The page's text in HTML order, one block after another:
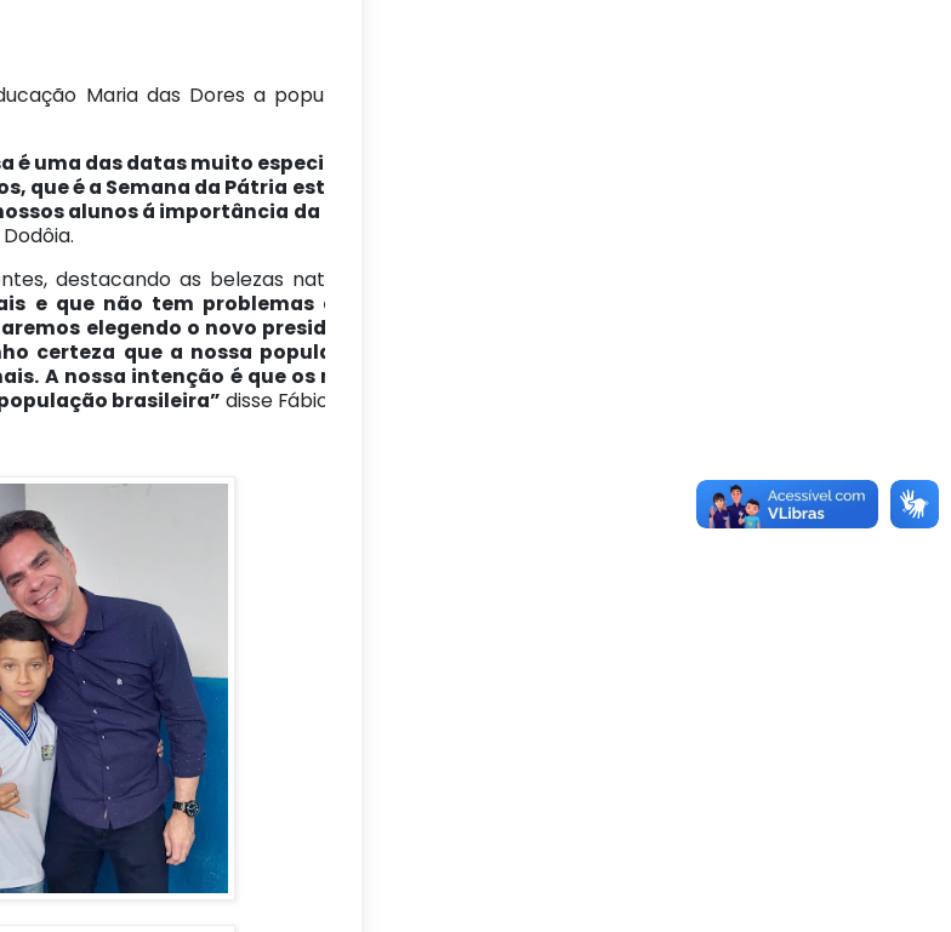
Maria das Dores a popular (Dodôia), vários professores,
é uma das datas muito especial que é trabalhada em nossas
que é a Semana da Pátria está sendo promovida em nossas
alunos á importância da Independência do nosso Brasil
destacando as belezas naturais do país, bem como a paz
e que não tem problemas de terremotos e guerras, por
elegendo o novo presidente, o novo governador, dois
certeza que a nossa população de Caldas Brandão, fará
A nossa intenção é que os nossos governantes priorizem
brasileira” disse Fábio Rolim.